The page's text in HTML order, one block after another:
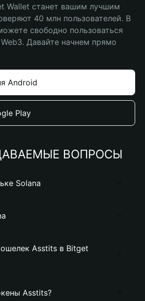
Wallet станет вашим лучшим
40 млн пользователей. В
свободно пользоваться
Давайте начнем прямо
Android
Play
ВОПРОСЫ
Solana
Asstits в Bitget
Asstits?